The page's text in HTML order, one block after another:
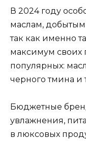
В 2024 году
маслам,
так как именно
максимум своих
популярных:
черного тмина и
Бюджетные
увлажнения,
в люксовых